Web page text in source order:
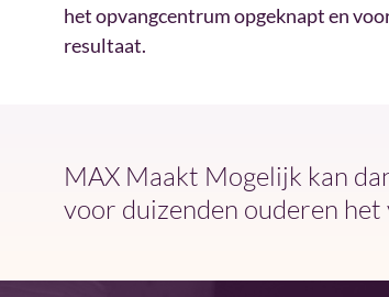
het opvangcentrum opgeknapt en
resultaat.
MAX Maakt Mogelijk kan
voor duizenden ouderen het